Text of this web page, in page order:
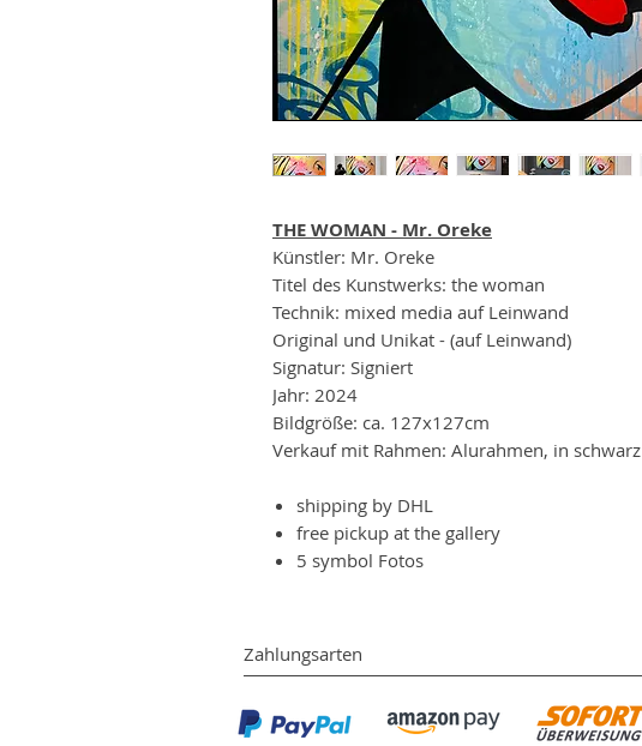
THE WOMAN - Mr. Oreke
Künstler: Mr. Oreke
Titel des Kunstwerks: the woman
Technik: mixed media auf Leinwand
Original und Unikat - (auf Leinwand)
Signatur: Signiert
Jahr: 2024
Bildgröße: ca. 127x127cm
Verkauf mit Rahmen: Alurahmen, in schwarz
shipping by DHL
free pickup at the gallery
5 symbol Fotos
Zahlungsarten